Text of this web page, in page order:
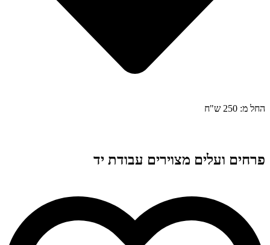
החל מ: 250 ש"ח
פרחים ועלים מצוירים עבודת יד